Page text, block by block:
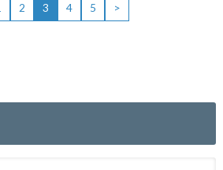
2 3 4 5 >